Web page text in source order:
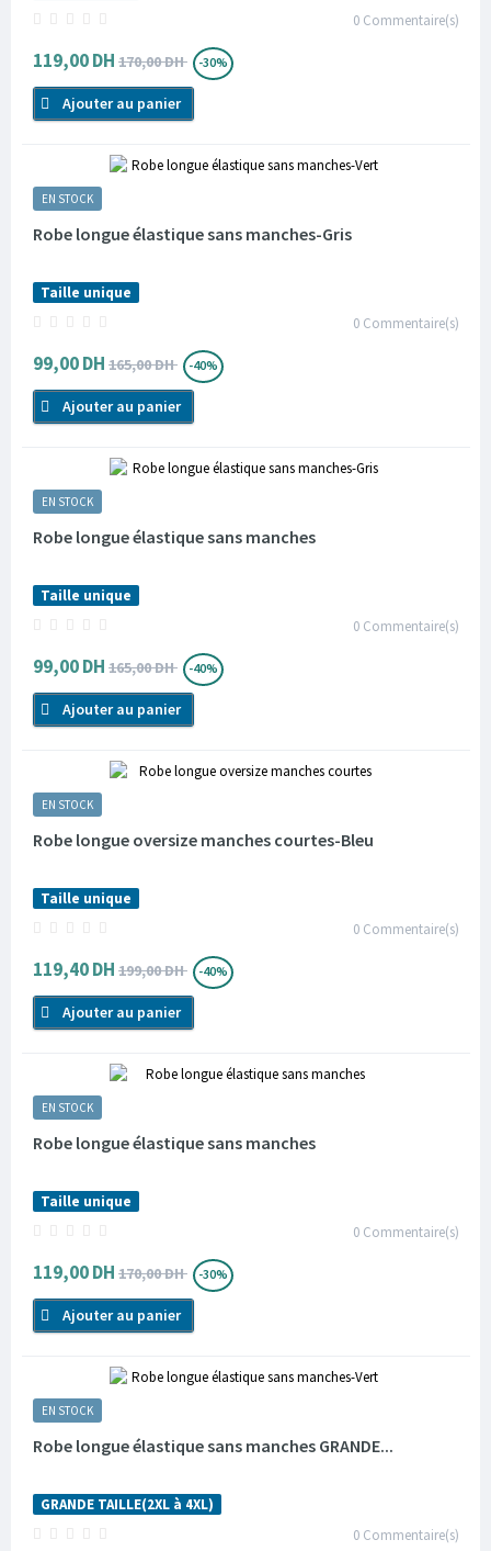
0 Commentaire(s)
119,00 DH 170,00 DH -30%
Ajouter au panier
EN STOCK
Robe longue élastique sans manches-Gris
Taille unique
0 Commentaire(s)
99,00 DH 165,00 DH -40%
Ajouter au panier
EN STOCK
Robe longue élastique sans manches
Taille unique
0 Commentaire(s)
99,00 DH 165,00 DH -40%
Ajouter au panier
EN STOCK
Robe longue oversize manches courtes-Bleu
Taille unique
0 Commentaire(s)
119,40 DH 199,00 DH -40%
Ajouter au panier
EN STOCK
Robe longue élastique sans manches
Taille unique
0 Commentaire(s)
119,00 DH 170,00 DH -30%
Ajouter au panier
EN STOCK
Robe longue élastique sans manches GRANDE...
GRANDE TAILLE(2XL à 4XL)
0 Commentaire(s)